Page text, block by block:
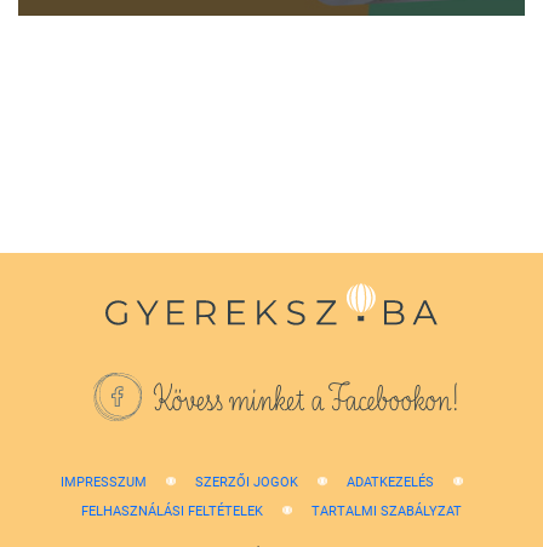
Kövess minket a Facebookon!
IMPRESSZUM SZERZŐI JOGOK
ADATKEZELÉS
FELHASZNÁLÁSI FELTÉTELEK
TARTALMI SZABÁLYZAT